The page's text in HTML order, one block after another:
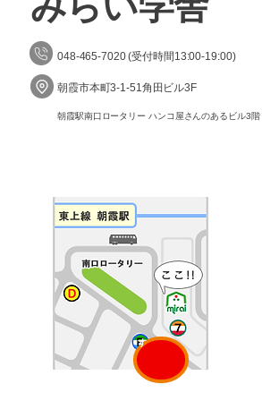
048-465-7020 (受付時間13:00-19:00)
朝霞市本町3-1-51角田ビル3F
朝霞駅南口ロータリー ハンコ屋さんのあるビル3階
​す